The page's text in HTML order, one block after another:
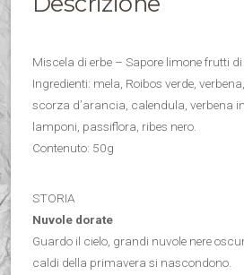
Miscela di erbe – Sapore limone frutti
Ingredienti: mela, Roibos verde,
scorza d’arancia, calendula, verbena
lamponi, passiflora, ribes nero.
Contenuto: 50g
STORIA
Nuvole dorate
Guardo il cielo, grandi nuvole nere
caldi della primavera si nascondono.